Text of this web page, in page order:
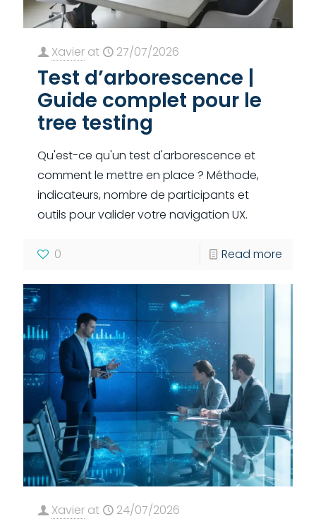
Xavier at 27/07/2026
Test d’arborescence |
Guide complet pour le
tree testing
Qu'est-ce qu'un test d'arborescence et
comment le mettre en place ? Méthode,
indicateurs, nombre de participants et
outils pour valider votre navigation UX.
0 Read more
Xavier at 24/07/2026